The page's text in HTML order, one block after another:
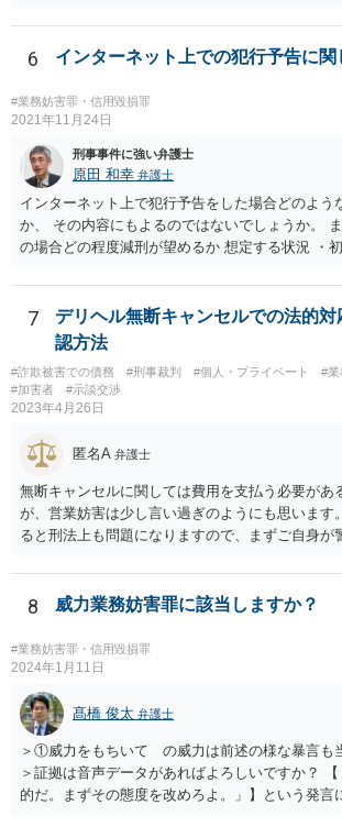
罪の可能性も生じるでしょう。
6 インターネット上での犯行予告に関
#業務妨害罪・信用毀損罪
2021年11月24日
刑事事件に強い弁護士
原田 和幸 弁護士
インターネット上で犯行予告をした場合どのよう
か、 その内容にもよるのではないでしょうか。
の場合どの程度減刑が望めるか 想定する状況 ・
事情にはなりますが、反省するのはむしろ当然で
にはならないと思います。 ・実際に犯行は行わ
われれば、別途別の犯罪が成立しますし、それ
は、発言内容だけの犯罪が問題になると思います
いと思います。 また、警察などによる警備増強な
ということは、その発言内容が、悪質なものでは
7
デリヘル無断キャンセルでの法的対
認方法
#詐欺被害での債務 #刑事裁判 #個人・プライベート
#業
#加害者
#示談交渉
2023年4月26日
匿名A 弁護士
無断キャンセルに関しては費用を支払う必要があ
が、営業妨害は少し言い過ぎのようにも思います
ると刑法上も問題になりますので、まずご自身が
いかと思います。
8 威力業務妨害罪に該当しますか？
#業務妨害罪・信用毀損罪
2024年1月11日
髙橋 俊太 弁護士
＞①威力をもちいて の威力は前述の様な暴言も
＞証拠は音声データがあればよろしいですか？
的だ。まずその態度を改めろよ。」】という発言